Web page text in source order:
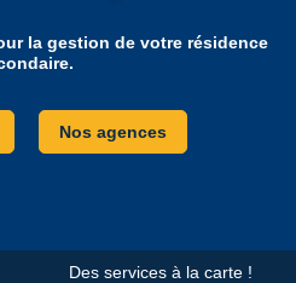
la gestion de votre résidence
Nos agences
Des services à la carte !